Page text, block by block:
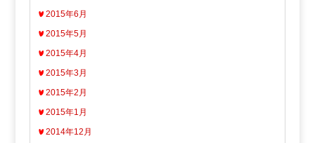
2015年6月
2015年5月
2015年4月
2015年3月
2015年2月
2015年1月
2014年12月